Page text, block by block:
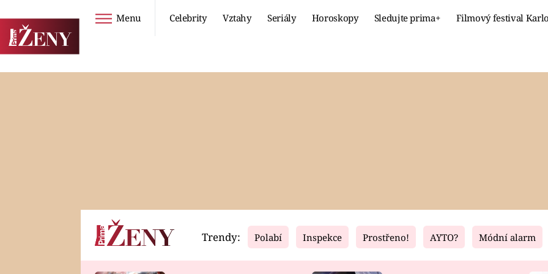
Menu Celebrity Vztahy Seriály Horoskopy Sledujte prima+ Filmový festival
Horoskopy Video Fresh Living
Trendy: Polabí Inspekce Prostřeno! AYTO? Módní alarm